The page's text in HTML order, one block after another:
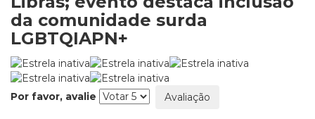
da comunidade surda
LGBTQIAPN+
Por favor, avalie